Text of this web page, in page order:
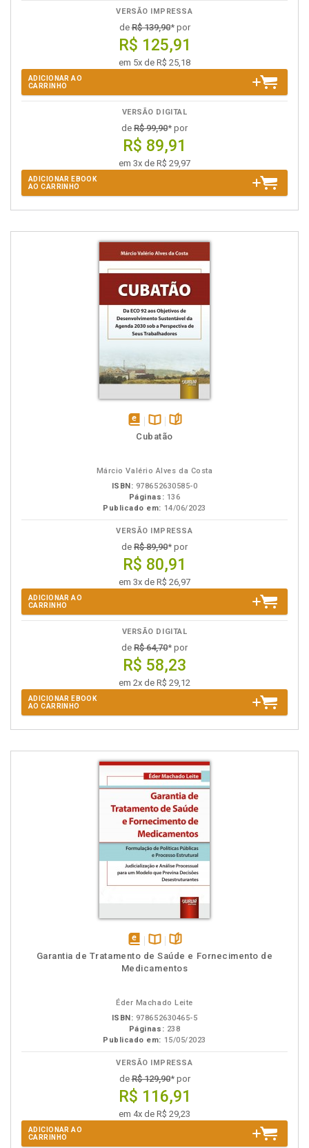
VERSÃO IMPRESSA
deR$ 139,90* por
R$ 125,91
em 5x de R$ 25,18
ADICIONAR AO
CARRINHO
VERSÃO DIGITAL
de R$ 99,90* por
R$ 89,91
em 3x de R$ 29,97
ADICIONAR EBOOK
AO CARRINHO
disponível
Disponível
páginas
Cubatão
Márcio Valério Alves da Costa
ISBN: 978652630585-0
Páginas: 136
Publicado em: 14/06/2023
VERSÃO IMPRESSA
de R$ 89,90* por
R$ 80,91
em 3x de R$ 26,97
ADICIONAR AO
CARRINHO
VERSÃO DIGITAL
de R$ 64,70* por
R$ 58,23
em 2x de R$ 29,12
ADICIONAR EBOOK
AO CARRINHO
disponível
em
Disponível
na
páginas
Garantia de Tratamento de Saúde e Fornecimento de
Medicamentos
Éder Machado Leite
ISBN: 978652630465-5
Páginas: 238
Publicado em: 15/05/2023
VERSÃO IMPRESSA
deR$ 129,90* por
R$ 116,91
em 4x de R$ 29,23
ADICIONAR AO
CARRINHO